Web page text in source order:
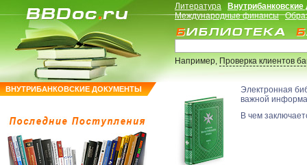
ВНУТРИБАНКОВСКИЕ ДОКУМЕНТЫ
Литература
Международные финансы
Например,Проверка клиентов
Электронная
важной
В чем